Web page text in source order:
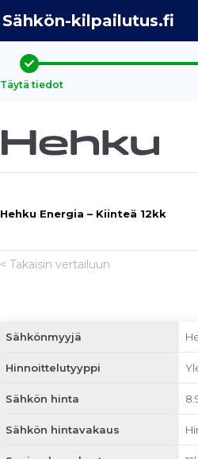
Sähkön-kilpailutus.fi
Täytä tiedot
Hehku Energia – Kiinteä 12kk
< Takaisin vertailuun
Sähkönmyyjä
Hinnoittelutyyppi
Sähkön hinta
Sähkön hintavakaus